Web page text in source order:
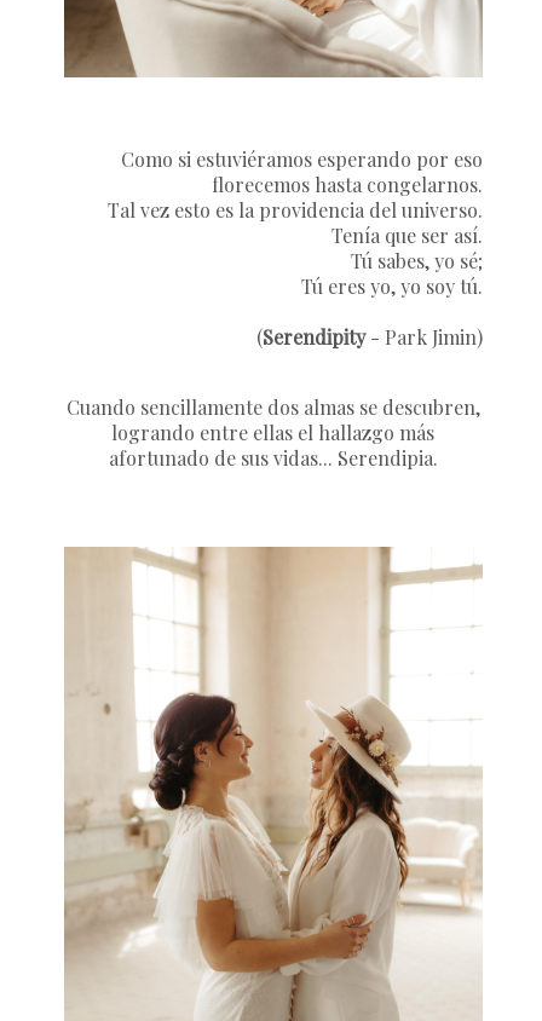
Como si estuviéramos esperando por eso
florecemos hasta congelarnos.
Tal vez esto es la providencia del universo.
Tenía que ser así.
Tú sabes, yo sé;
Tú eres yo, yo soy tú.
(Serendipity- Park Jimin)
Cuando sencillamente dos almas se descubren,
logrando entre ellas el hallazgo más
afortunado de sus vidas... Serendipia.